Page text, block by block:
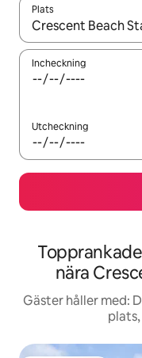
Plats
När resultaten är
Incheckning
Utcheckning
nära
Gäster håller med: